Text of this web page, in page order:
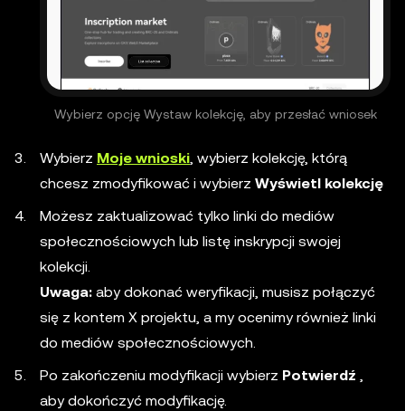
Wybierz opcję Wystaw kolekcję, aby przesłać wniosek
Wybierz Moje wnioski, wybierz kolekcję, którą
chcesz zmodyfikować i wybierz Wyświetl kolekcję
Możesz zaktualizować tylko linki do mediów
społecznościowych lub listę inskrypcji swojej
kolekcji.
Uwaga: aby dokonać weryfikacji, musisz połączyć
się z kontem X projektu, a my ocenimy również linki
do mediów społecznościowych.
Po zakończeniu modyfikacji wybierz Potwierdź ,
aby dokończyć modyfikację.